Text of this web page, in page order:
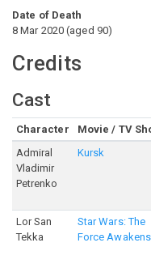
Date of Death
8 Mar 2020 (aged 90)
Credits
Cast
Character Movie / TV
Admiral
Vladimir
Petrenko
Kursk
Lor San
Tekka
Star Wars: The
Force Awakens